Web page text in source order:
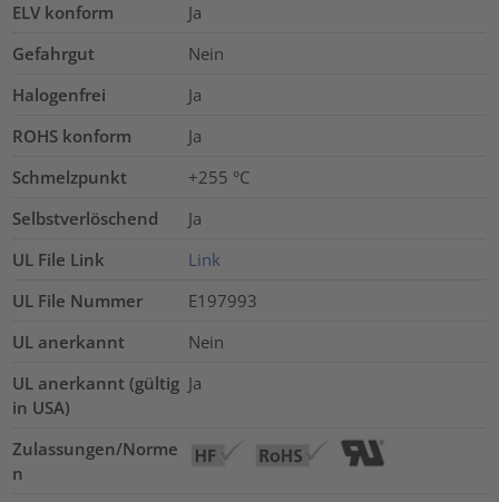
ELV konform
Ja
Gefahrgut
Nein
Halogenfrei
Ja
ROHS konform
Ja
Schmelzpunkt
+255 °C
Selbstverlöschend
Ja
UL File Link
Link
UL File Nummer
E197993
UL anerkannt
Nein
UL anerkannt (gültig
in USA)
Ja
Zulassungen/Norme
n